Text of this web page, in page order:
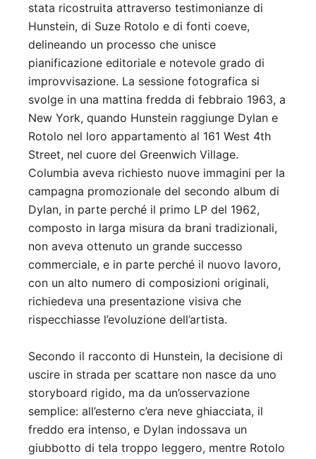
stata ricostruita attraverso testimonianze di
Hunstein, di Suze Rotolo e di fonti coeve,
delineando un processo che unisce
pianificazione editoriale e notevole grado di
improvvisazione. La sessione fotografica si
svolge in una mattina fredda di febbraio 1963, a
New York, quando Hunstein raggiunge Dylan e
Rotolo nel loro appartamento al 161 West 4th
Street, nel cuore del Greenwich Village.
Columbia aveva richiesto nuove immagini per la
campagna promozionale del secondo album di
Dylan, in parte perché il primo LP del 1962,
composto in larga misura da brani tradizionali,
non aveva ottenuto un grande successo
commerciale, e in parte perché il nuovo lavoro,
con un alto numero di composizioni originali,
richiedeva una presentazione visiva che
rispecchiasse l’evoluzione dell’artista.
Secondo il racconto di Hunstein, la decisione di
uscire in strada per scattare non nasce da uno
storyboard rigido, ma da un’osservazione
semplice: all’esterno c’era neve ghiacciata, il
freddo era intenso, e Dylan indossava un
giubbotto di tela troppo leggero, mentre Rotolo